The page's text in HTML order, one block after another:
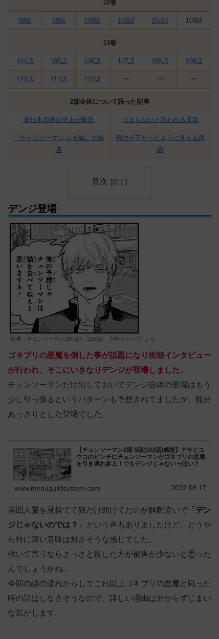
12巻
98話 99話 100話 101話 102話 103話
13巻
104話 105話 106話 107話 108話 109話
110話 111話 112話 ー ー ー
2部全体について語った記事
単行本20巻の売上が爆死 つまらないと言われる原因
『チェンソーマン レゼ編』の特
典
画力が下がったように見える原
因
目次
デンジ登場
出典：チェンソーマン2部 6話（103話） 少年ジャンプ+より
ゴキブリの悪魔を倒した事が話題になり街頭インタビュー
が行われ、そこにいきなりデンジが登場しました。
チェンソーマンだけ出しておいてデンジ自体の登場はもう
少し引っ張るというパターンも予想されてましたが、随分
あっさりとした登場でした。
【チェンソーマン2部 5話(102話)感想】アサとユ
ウコのピンチにチェンソーマンがゴキブリの悪魔
を引き連れ参上！でもデンジじゃないっぽい？
www.menuguildsystem.com 2022.08.17
前回人質を見捨てて猫だけ助けてたのが解釈違いで「 デン
ジじゃないのでは？ 」という声もありましたけど、どうや
ら特に深い意味は無さそうな感じでした。
強いて言うならさっさと殺した方が被害が少ないと思った
んでしょうかね。
今回の話の流れからしてこれ以上ゴキブリの悪魔と戦った
時の話はしなさそうなので、詳しい理由は分からずじまい
な気がします。